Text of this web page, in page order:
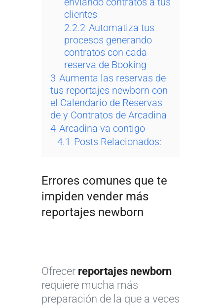
enviando contratos a tus
clientes
2.2.2 Automatiza tus
procesos generando
contratos con cada
reserva de Booking
3 Aumenta las reservas de
tus reportajes newborn con
el Calendario de Reservas
de y Contratos de Arcadina
4 Arcadina va contigo
4.1 Posts Relacionados:
Errores comunes que te
impiden vender más
reportajes newborn
Ofrecer reportajes newborn
requiere mucha más
preparación de la que a veces